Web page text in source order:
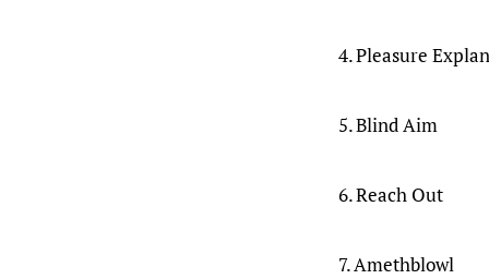
4. Pleasure
5. Blind Aim
6. Reach Out
7. Amethblowl